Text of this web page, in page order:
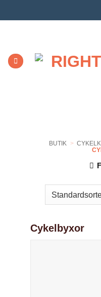
BUTIK >
Cykelbyxor